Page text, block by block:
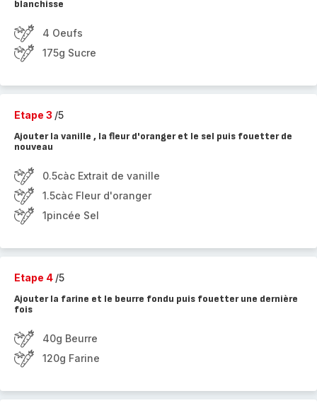
blanchisse
4 Oeufs
175g Sucre
Etape 3 /5
Ajouter la vanille , la fleur d'oranger et le sel puis fouetter de
nouveau
0.5càc Extrait de vanille
1.5càc Fleur d'oranger
1pincée Sel
Etape 4 /5
Ajouter la farine et le beurre fondu puis fouetter une dernière
fois
40g Beurre
120g Farine